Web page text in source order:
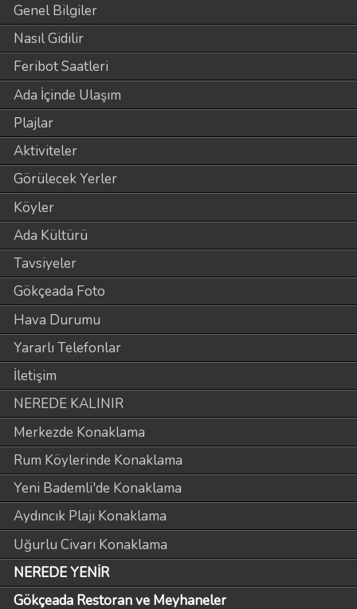
Genel Bilgiler
Nasıl Gidilir
Feribot Saatleri
Ada İçinde Ulaşım
Plajlar
Aktiviteler
Görülecek Yerler
Köyler
Ada Kültürü
Tavsiyeler
Gökçeada Foto
Hava Durumu
Yararlı Telefonlar
İletişim
NEREDE KALINIR
Merkezde Konaklama
Rum Köylerinde Konaklama
Yeni Bademli'de Konaklama
Aydıncık Plajı Konaklama
Uğurlu Civarı Konaklama
NEREDE YENİR
Gökçeada Restoran ve Meyhaneler